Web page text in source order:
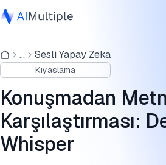
Ajanik Yapay Zeka
Siber güvenlik
Veri
Kurumsal Yazılım
Hizmetler
... Sesli Yapay Zeka
Kıyaslama
Konuşmadan
Karşılaştırması:
Whisper
Metodoloji
Konuşmadan metne yapay zeka
SSS'ler